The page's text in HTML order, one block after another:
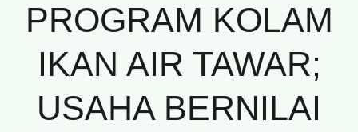
Publikasi
PROGRAM KOLAM
IKAN AIR TAWAR;
USAHA BERNILAI